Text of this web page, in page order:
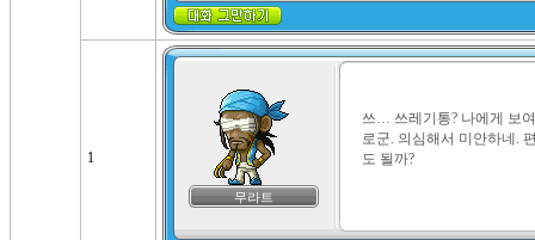
1
무라트
쓰… 쓰레기통? 나에게 보
로군. 의심해서 미안하네.
도 될까?